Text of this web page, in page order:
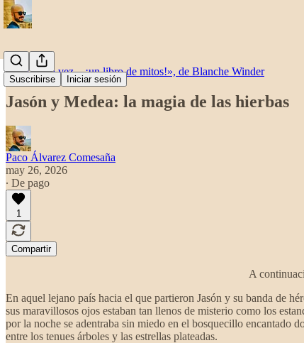
Suscribirse Iniciar sesión
«Érase una vez... ¡un libro de mitos!», de Blanche Winder
Jasón y Medea: la magia de las hierbas
Paco Álvarez Comesaña
may 26, 2026
∙ De pago
1
Compartir
A
En aquel lejano país hacia el que partieron Jasón y su banda de
sus maravillosos ojos estaban tan llenos de misterio como los
por la noche se adentraba sin miedo en el bosquecillo encantado
entre los tenues árboles y las estrellas plateadas.